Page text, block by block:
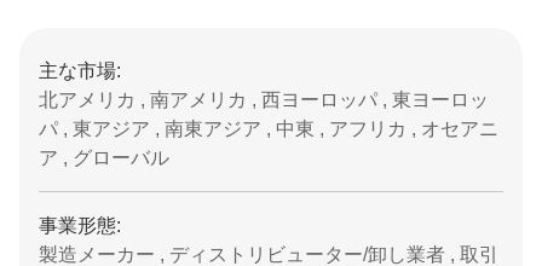
主な市場:
北アメリカ , 南アメリカ , 西ヨーロッパ , 東ヨーロッ
パ , 東アジア , 南東アジア , 中東 , アフリカ , オセアニ
ア , グローバル
事業形態:
製造メーカー , ディストリビューター/卸し業者 , 取引